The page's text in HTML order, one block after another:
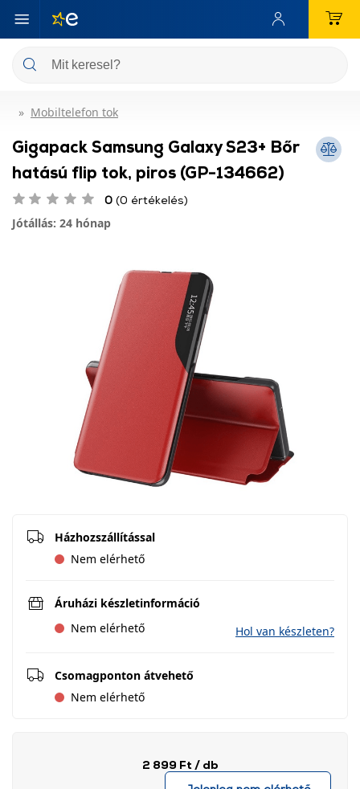
Mobiltelefon tok
Gigapack Samsung Galaxy S23+ Bőr
hatású flip tok, piros (GP-134662)
0 (0 értékelés)
Jótállás: 24 hónap
Házhozszállítással
Nem elérhető
Áruházi készletinformáció
Nem elérhető
Hol van készleten?
Csomagponton átvehető
Nem elérhető
2 899 Ft / db